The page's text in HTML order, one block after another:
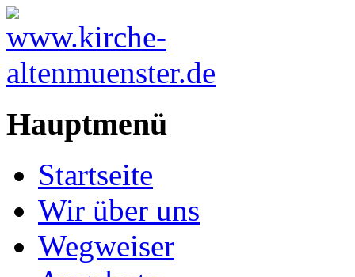
Hauptmenü
Startseite
Wir über uns
Wegweiser